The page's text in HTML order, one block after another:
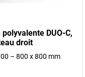
polyvalente DUO-C,
droit
– 800 x 800 mm